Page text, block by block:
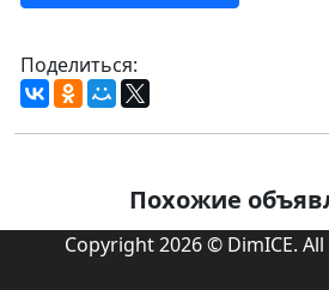
Поделиться:
Похожие
Copyright 2026 © DimICE.